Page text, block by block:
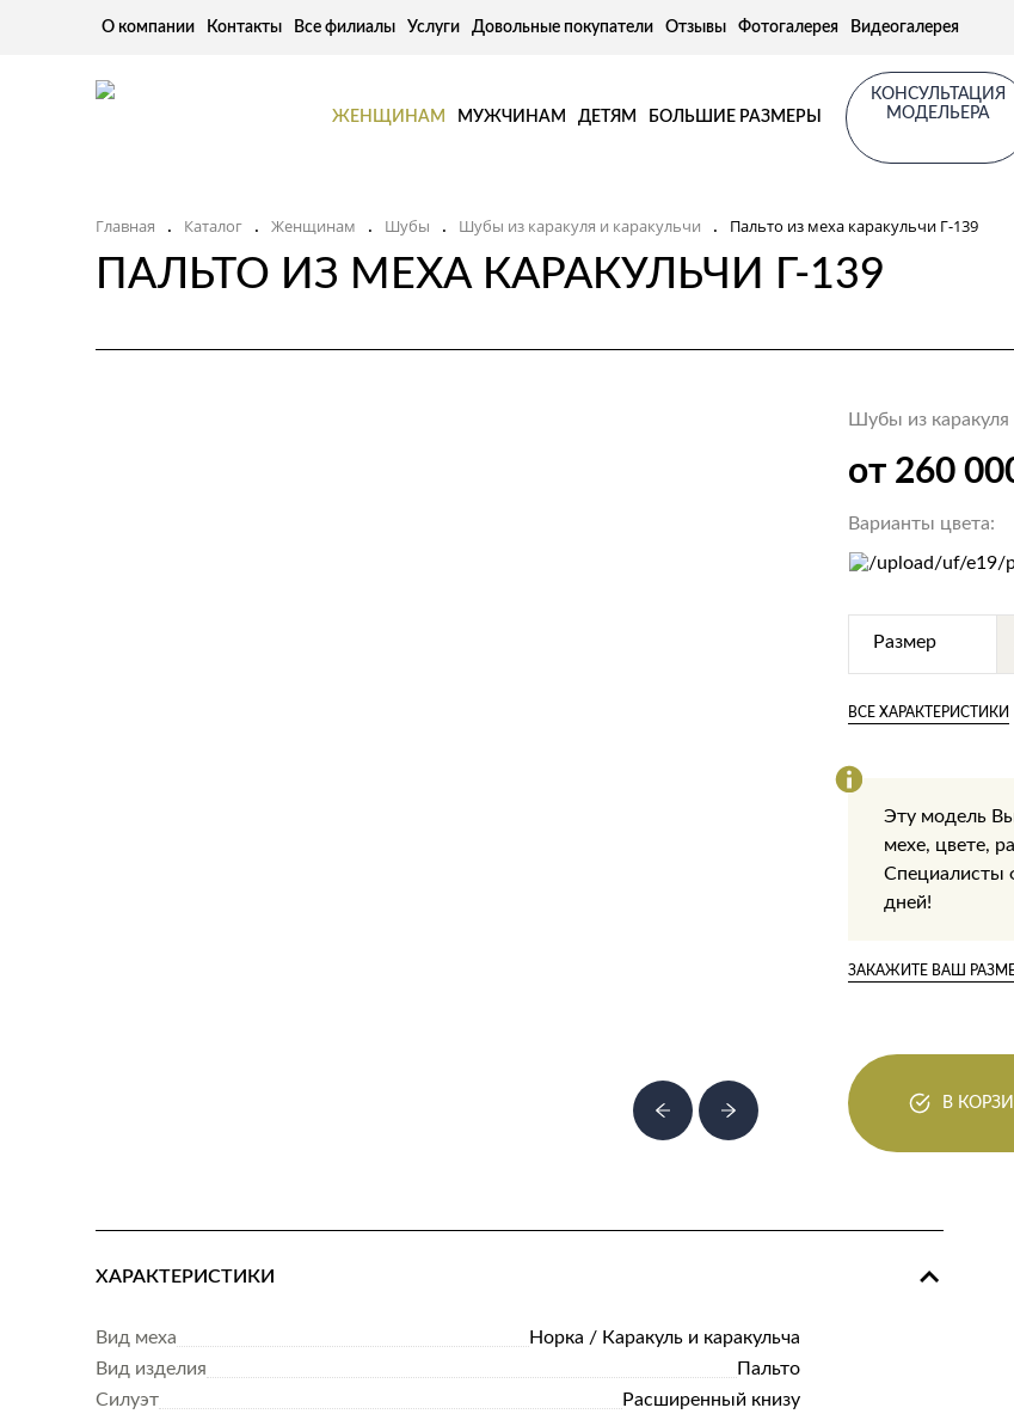
О компании Контакты Все филиалы Услуги Довольные покупатели Отзывы Фотогалерея Видеогалерея
ЖЕНЩИНАМ МУЖЧИНАМ ДЕТЯМ БОЛЬШИЕ РАЗМЕРЫ
КОНСУЛЬТАЦИЯ
МОДЕЛЬЕРА
Главная . Каталог . Женщинам . Шубы . Шубы из каракуля и каракульчи . Пальто из меха каракульчи Г-139
ПАЛЬТО ИЗ МЕХА КАРАКУЛЬЧИ Г-139
Шубы из каракуля
от 260
Варианты цвета:
Размер
ВСЕ ХАРАКТЕРИСТИКИ
Эту модель
мехе, цвете,
Специалисты
дней!
ЗАКАЖИТЕ ВАШ
В
ХАРАКТЕРИСТИКИ
Вид меха
Норка / Каракуль и каракульча
Вид изделия
Пальто
Силуэт
Расширенный книзу